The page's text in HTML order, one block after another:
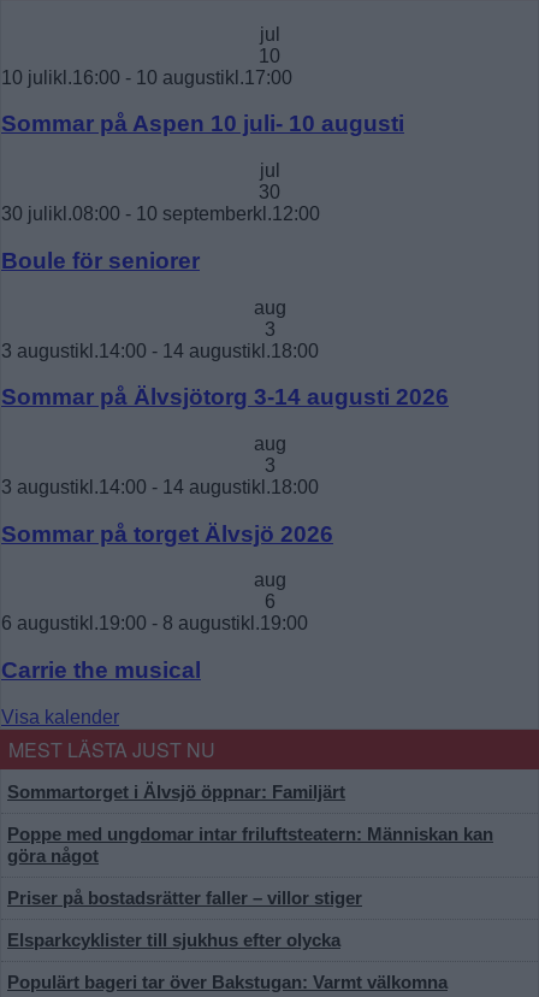
jul
10
10 julikl.16:00 - 10 augustikl.17:00
Sommar på Aspen 10 juli- 10 augusti
jul
30
30 julikl.08:00 - 10 septemberkl.12:00
Boule för seniorer
aug
3
3 augustikl.14:00 - 14 augustikl.18:00
Sommar på Älvsjötorg 3-14 augusti 2026
aug
3
3 augustikl.14:00 - 14 augustikl.18:00
Sommar på torget Älvsjö 2026
aug
6
6 augustikl.19:00 - 8 augustikl.19:00
Carrie the musical
Visa kalender
MEST LÄSTA JUST NU
Sommartorget i Älvsjö öppnar: Familjärt
Poppe med ungdomar intar friluftsteatern: Människan kan
göra något
Priser på bostadsrätter faller – villor stiger
Elsparkcyklister till sjukhus efter olycka
Populärt bageri tar över Bakstugan: Varmt välkomna